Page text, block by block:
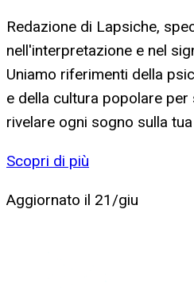
Redazione di Lapsiche,
nell'interpretazione e nel
Uniamo riferimenti della
e della cultura popolare
rivelare ogni sogno sulla
Scopri di più
Aggiornato il 21/giu